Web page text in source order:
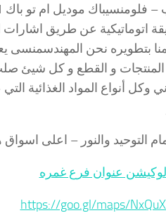
عن طريق اشارات
بتطويره نحن
أنواع المواد الغذائية
عنوان فرع غمره
https://goo.gl/maps/